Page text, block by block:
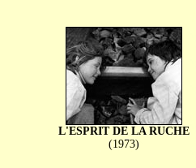
L'ESPRIT DE LA RUCHE
(1973)